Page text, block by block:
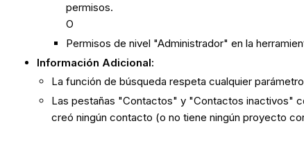
permisos.
O
Permisos de nivel "Administrador" en la
Información Adicional:
La función de búsqueda respeta cualquier
Las pestañas "Contactos" y "Contactos inactivos"
creó ningún contacto (o no tiene ningún proyecto